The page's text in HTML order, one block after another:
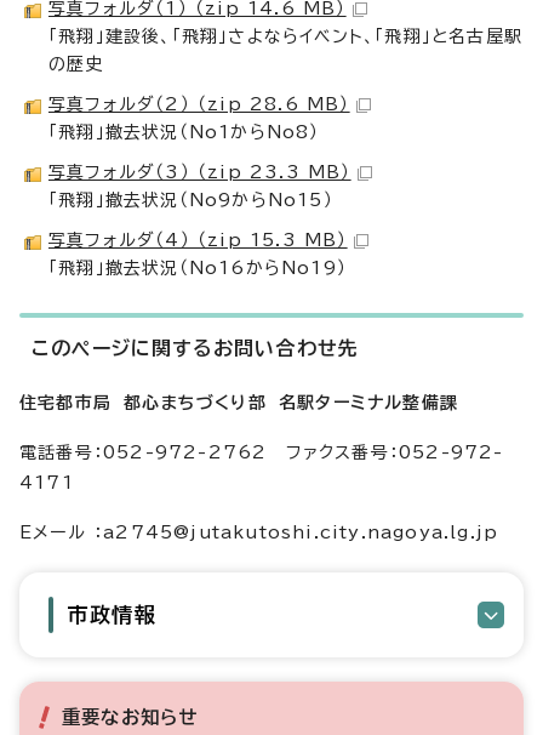
写真フォルダ（1） （zip 14.6 MB）
「飛翔」建設後、「飛翔」さよならイベント、「飛翔」と名古屋駅
の歴史
写真フォルダ（2） （zip 28.6 MB）
「飛翔」撤去状況（No1からNo8）
写真フォルダ（3） （zip 23.3 MB）
「飛翔」撤去状況（No9からNo15）
写真フォルダ（4） （zip 15.3 MB）
「飛翔」撤去状況（No16からNo19）
このページに関するお問い合わせ先
住宅都市局 都心まちづくり部 名駅ターミナル整備課
電話番号：052-972-2762 ファクス番号：052-972-
4171
Eメール ：a2745@jutakutoshi.city.nagoya.lg.jp
市政情報
重要なお知らせ